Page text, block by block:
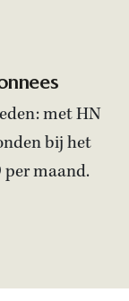
met HN
bij het
per maand.